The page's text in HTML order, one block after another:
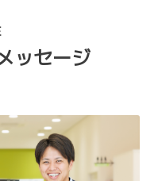
ッセージ